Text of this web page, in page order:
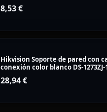
8,53€
Hikvision Soporte de pared con
conexión color blanco DS-1273ZJ-
28,94€